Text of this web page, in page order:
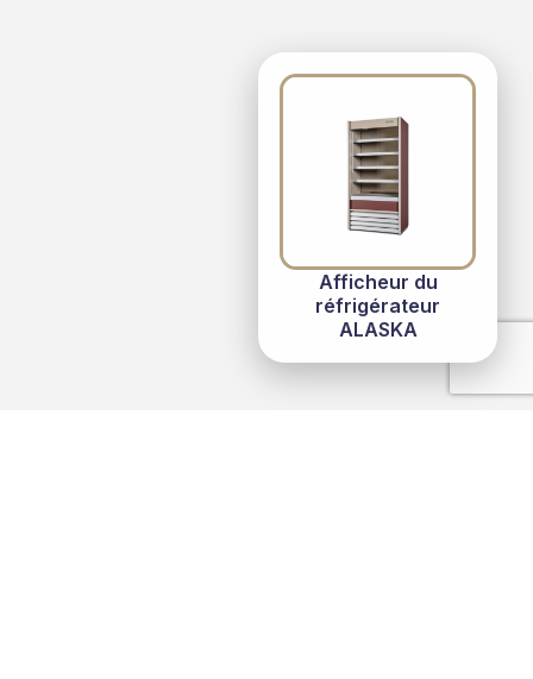
Afficheur du
réfrigérateur
ALASKA